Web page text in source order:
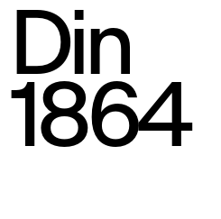
Din
1864